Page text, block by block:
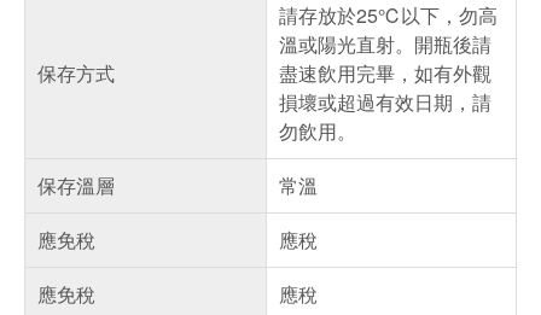
保存方式
請存放於25℃以下，勿高
溫或陽光直射。開瓶後請
盡速飲用完畢，如有外觀
損壞或超過有效日期，請
勿飲用。
保存溫層
常溫
應免稅
應稅
應免稅
應稅